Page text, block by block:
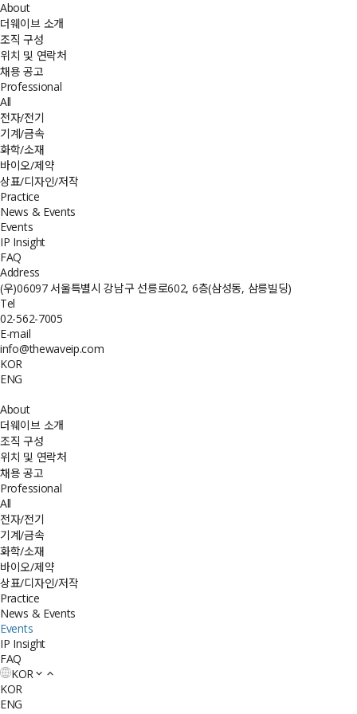
About
더웨이브 소개
조직 구성
위치 및 연락처
채용 공고
Professional
All
전자/전기
기계/금속
화학/소재
바이오/제약
상표/디자인/저작
Practice
News & Events
Events
IP Insight
FAQ
Address
(우)06097 서울특별시 강남구 선릉로602, 6층(삼성동, 삼릉빌딩)
Tel
02-562-7005
E-mail
info@thewaveip.com
KOR
ENG
About
더웨이브 소개
조직 구성
위치 및 연락처
채용 공고
Professional
All
전자/전기
기계/금속
화학/소재
바이오/제약
상표/디자인/저작
Practice
News & Events
Events
IP Insight
FAQ
KOR
KOR
ENG